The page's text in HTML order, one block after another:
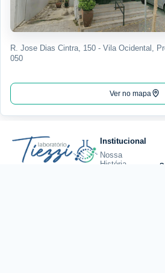
R. Jose Dias Cintra, 150 - Vila Ocidental,
050
Ver no mapa
Institucional
Nossa
História